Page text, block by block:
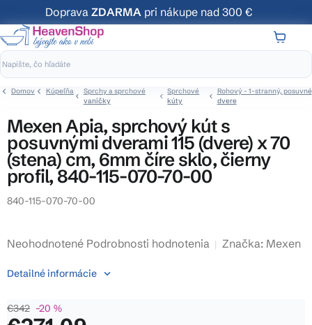
na
obsah
Doprava ZDARMA pri nákupe nad 300 €
Domov Kúpeľňa
Sprchy a sprchové
vaničky
Sprchové
kúty
Rohový - 1-stranný, posuvné
dvere
Mexen Apia, sprchový kút s
posuvnými dverami 115 (dvere) x 70
(stena) cm, 6mm číre sklo, čierny
profil, 840-115-070-70-00
840-115-070-70-00
Priemerné
produktu
0,0
Neohodnotené Podrobnosti hodnotenia Značka: Mexen
€342 –20 %
Detailné informácie